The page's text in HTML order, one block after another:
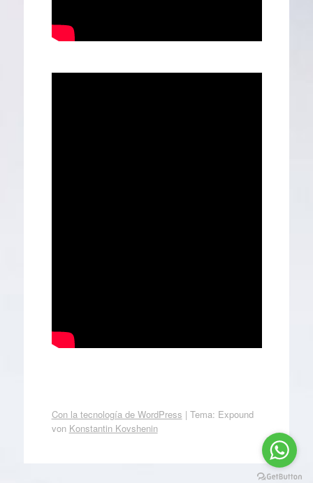
Con la tecnología de WordPress | Tema: Expound
von Konstantin Kovshenin